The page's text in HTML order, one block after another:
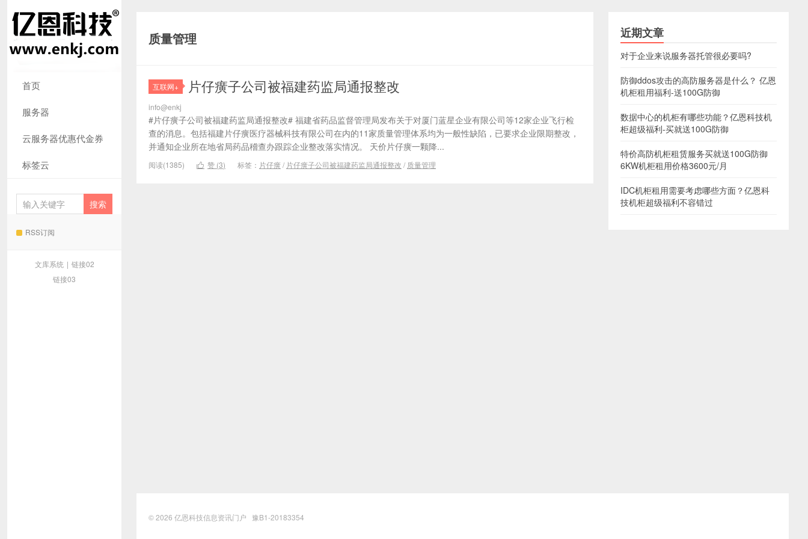
首页
服务器
云服务器优惠代金券
标签云
RSS订阅
文库系统 | 链接02
链接03
质量管理
互联网+ 片仔癀子公司被福建药监局通报整改
info@enkj
#片仔癀子公司被福建药监局通报整改# 福建省药品监督管理局发布关于对厦门蓝星企业有限公司等12家企业飞行检
查的消息。包括福建片仔癀医疗器械科技有限公司在内的11家质量管理体系均为一般性缺陷，已要求企业限期整改，
并通知企业所在地省局药品稽查办跟踪企业整改落实情况。 天价片仔癀一颗降...
阅读(1385)  赞 (3) 标签： 片仔癀/ 片仔癀子公司被福建药监局通报整改 / 质量管理
近期文章
对于企业来说服务器托管很必要吗?
防御ddos攻击的高防服务器是什么？ 亿恩
机柜租用福利-送100G防御
数据中心的机柜有哪些功能？亿恩科技机
柜超级福利-买就送100G防御
特价高防机柜租赁服务买就送100G防御
6KW机柜租用价格3600元/月
IDC机柜租用需要考虑哪些方面？亿恩科
技机柜超级福利不容错过
© 2026 亿恩科技信息资讯门户 豫B1-20183354